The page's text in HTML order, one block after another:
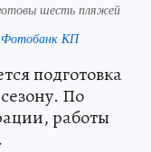
шесть пляжей
Фотобанк КП
подготовка
По
работы